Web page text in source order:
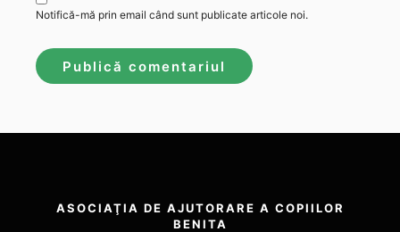
Notifică-mă prin email când sunt publicate articole noi.
ASOCIAŢIA DE AJUTORARE A COPIILOR
BENITA